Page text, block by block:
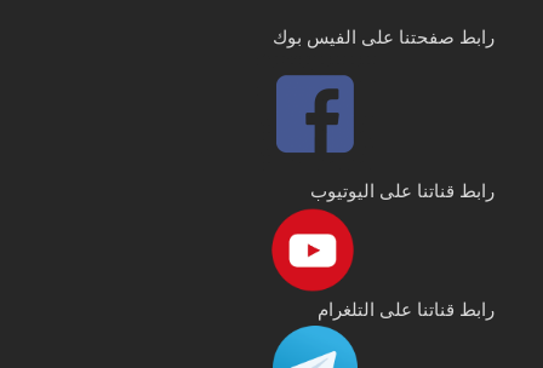
رابط صفحتنا على الفيس بوك
رابط قناتنا على اليوتيوب
رابط قناتنا على التلغرام